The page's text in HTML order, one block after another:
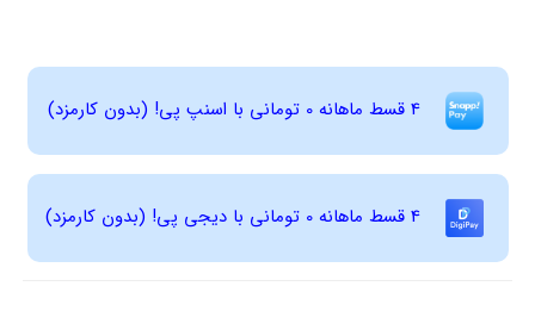
4 قسط ماهانه 0 تومانی با اسنپ ‌پی! (بدون کارمزد)
4 قسط ماهانه 0 تومانی با دیجی ‌پی! (بدون کارمزد)